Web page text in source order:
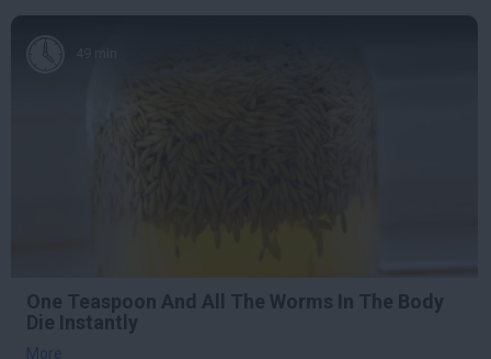
One Teaspoon And All The Worms In The Body
Die Instantly
More